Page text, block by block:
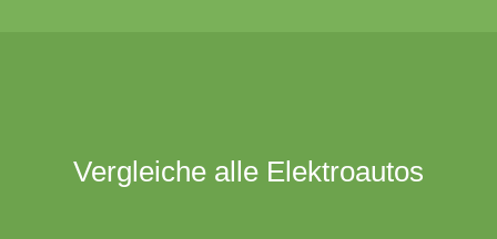
Vergleiche alle Elektroautos